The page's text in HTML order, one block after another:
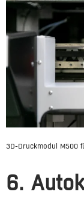
3D-Druckmodul M500
6.